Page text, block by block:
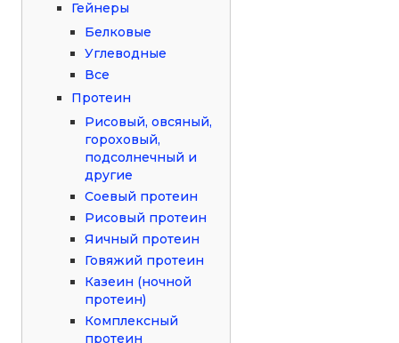
Гейнеры
Белковые
Углеводные
Все
Протеин
Рисовый, овсяный,
гороховый,
подсолнечный и
другие
Соевый протеин
Рисовый протеин
Яичный протеин
Говяжий протеин
Казеин (ночной
протеин)
Комплексный
протеин